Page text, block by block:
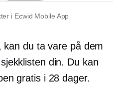
i Ecwid Mobile App
du ta vare på dem
din. Du kan
gratis i 28 dager.